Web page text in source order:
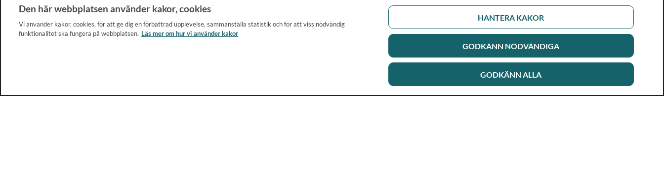
Den här webbplatsen använder kakor, cookies
Vi använder kakor, cookies, för att ge dig en förbättrad upplevelse, sammanställa statistik och för att viss nödvändig
funktionalitet ska fungera på webbplatsen. Läs mer om hur vi använder kakor
HANTERA KAKOR
GODKÄNN NÖDVÄNDIGA
GODKÄNN ALLA